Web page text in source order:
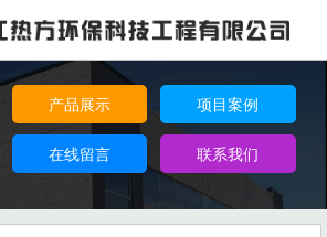
产品展示 项目案例
在线留言 联系我们